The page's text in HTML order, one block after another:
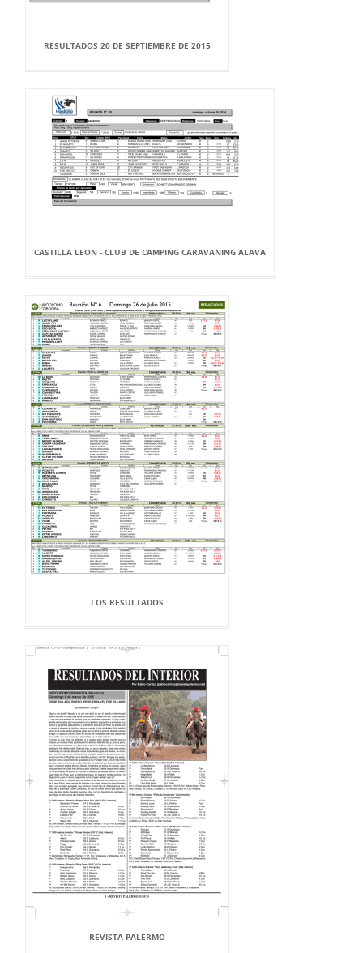
RESULTADOS 20 DE SEPTIEMBRE DE 2015
CASTILLA LEON - CLUB DE CAMPING CARAVANING ALAVA
LOS RESULTADOS
REVISTA PALERMO